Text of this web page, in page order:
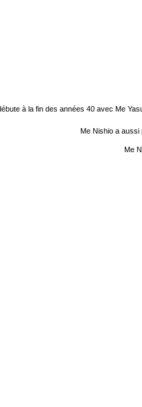
à la fin des années 40 avec Me
Me Nishio a aussi
Me